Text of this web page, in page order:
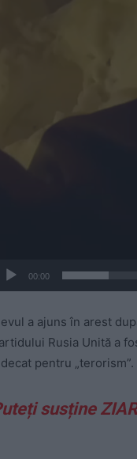
00:00
a ajuns în arest
Rusia Unită a
pentru „terorism”.
susține